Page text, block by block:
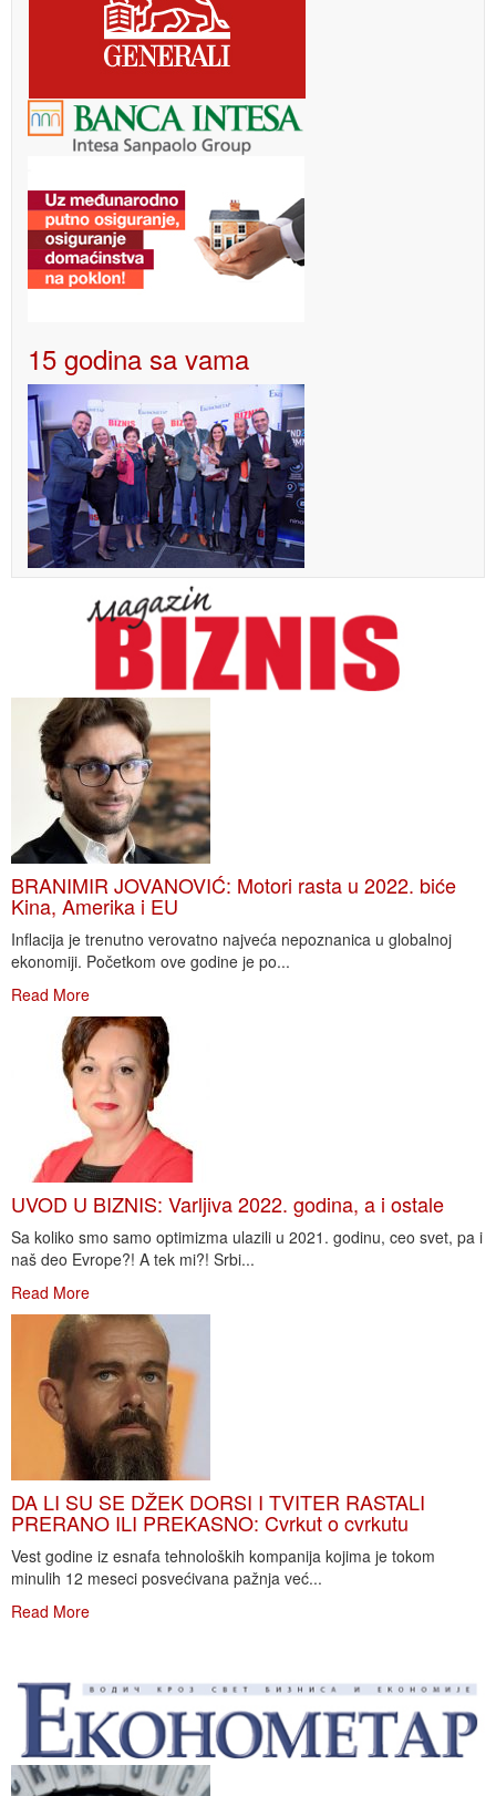
15 godina sa vama
BRANIMIR JOVANOVIĆ: Motori rasta u 2022. biće
Kina, Amerika i EU
Inflacija je trenutno verovatno najveća nepoznanica u globalnoj
ekonomiji. Početkom ove godine je po...
Read More
UVOD U BIZNIS: Varljiva 2022. godina, a i ostale
Sa koliko smo samo optimizma ulazili u 2021. godinu, ceo svet, pa i
naš deo Evrope?! A tek mi?! Srbi...
Read More
DA LI SU SE DŽEK DORSI I TVITER RASTALI
PRERANO ILI PREKASNO: Cvrkut o cvrkutu
Vest godine iz esnafa tehnoloških kompanija kojima je tokom
minulih 12 meseci posvećivana pažnja već...
Read More